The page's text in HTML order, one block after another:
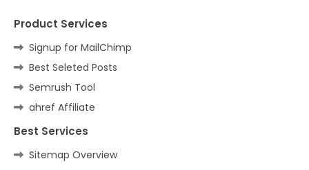
Product Services
Signup for MailChimp
Best Seleted Posts
Semrush Tool
ahref Affiliate
Best Services
Sitemap Overview